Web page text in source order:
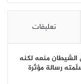
تعليقات
الشيطان منعه لكنه
رسالة مؤثّرة